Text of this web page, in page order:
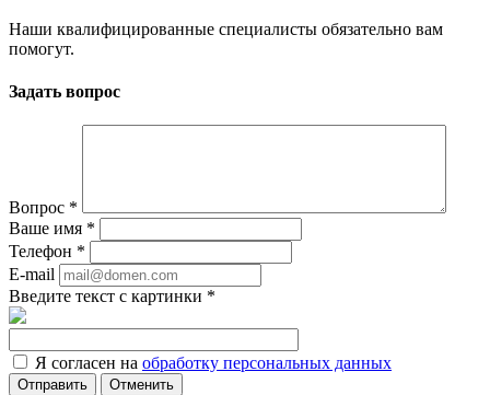
Наши квалифицированные специалисты обязательно вам
помогут.
Задать вопрос
Вопрос *
Ваше имя *
Телефон *
E-mail
Введите текст с картинки *
Я согласен на обработку персональных данных
Отменить